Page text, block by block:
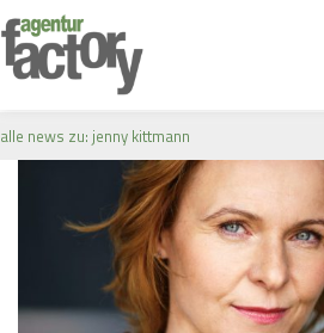
kontakt
alle news zu: jenny kittmann